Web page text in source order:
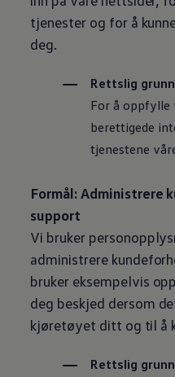
tjenester og for å
deg.
Rettslig
For å oppfylle
berettigede
tjenestene
Formål: Administrere
support
Vi bruker
administrere
bruker eksempelvis
deg beskjed dersom
kjøretøyet ditt og til å
Rettslig